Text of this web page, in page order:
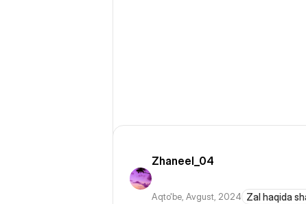
Zhaneel_04
Aqto'be, Avgust, 2024 Zal haqida